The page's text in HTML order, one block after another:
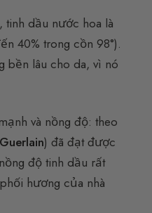
dầu nước hoa là
40% trong cồn 98°).
bền lâu cho da, vì nó
và nồng độ: theo
Guerlain) đã đạt được
độ tinh dầu rất
hương của nhà